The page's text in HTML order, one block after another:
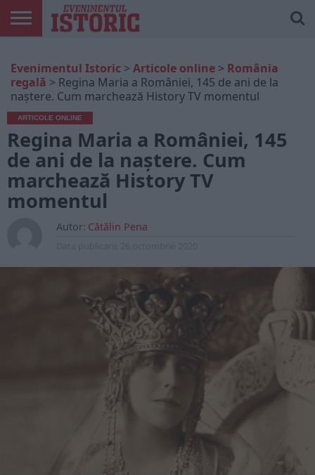
ONLINE
EDIȚII
TIPĂRITE
ISTORIC
PLAY
CONTUL
MEU
Evenimentul Istoric > Articole online > România
regală > Regina Maria a României, 145 de ani de la
naștere. Cum marchează History TV momentul
ARTICOLE ONLINE
Regina Maria a României, 145
de ani de la naștere. Cum
marchează History TV
momentul
Autor: Cătălin Pena